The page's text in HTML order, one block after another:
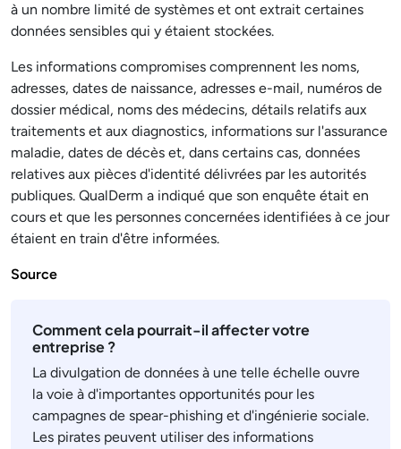
à un nombre limité de systèmes et ont extrait certaines
données sensibles qui y étaient stockées.
Les informations compromises comprennent les noms,
adresses, dates de naissance, adresses e-mail, numéros de
dossier médical, noms des médecins, détails relatifs aux
traitements et aux diagnostics, informations sur l'assurance
maladie, dates de décès et, dans certains cas, données
relatives aux pièces d'identité délivrées par les autorités
publiques. QualDerm a indiqué que son enquête était en
cours et que les personnes concernées identifiées à ce jour
étaient en train d'être informées.
Source
Comment cela pourrait-il affecter votre
entreprise ?
La divulgation de données à une telle échelle ouvre
la voie à d'importantes opportunités pour les
campagnes de spear-phishing et d'ingénierie sociale.
Les pirates peuvent utiliser des informations